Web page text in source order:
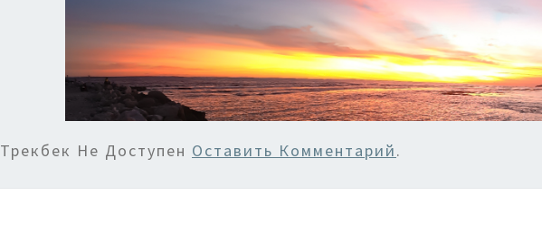
Трекбек Не Доступен Оставить Комментарий.